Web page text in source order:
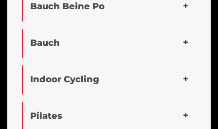
Bauch Beine Po
Bauch
Indoor Cycling
Pilates